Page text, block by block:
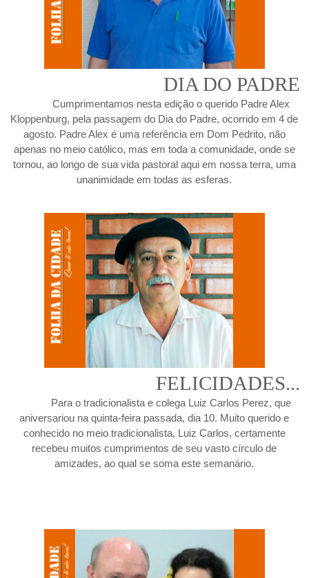
DIA DO PADRE
Cumprimentamos nesta edição o querido Padre Alex
Kloppenburg, pela passagem do Dia do Padre, ocorrido em 4 de
agosto. Padre Alex é uma referência em Dom Pedrito, não
apenas no meio católico, mas em toda a comunidade, onde se
tornou, ao longo de sua vida pastoral aqui em nossa terra, uma
unanimidade em todas as esferas.
FELICIDADES...
Para o tradicionalista e colega Luiz Carlos Perez, que
aniversariou na quinta-feira passada, dia 10. Muito querido e
conhecido no meio tradicionalista, Luiz Carlos, certamente
recebeu muitos cumprimentos de seu vasto círculo de
amizades, ao qual se soma este semanário.